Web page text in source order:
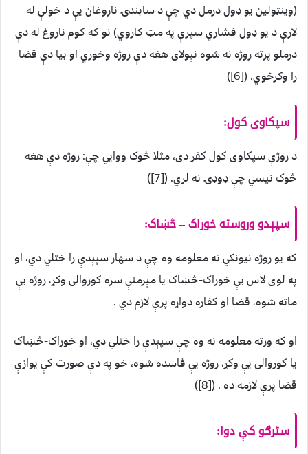
(وينټولين يو ډول درمل دي چې د سابندۍ ناروغان يې د خولې له
لارې د يو ډول فشاري سپرې په مټ کاروي) نو که کوم ناروغ له دې
درملو پرته روژه نه شوه نېولای هغه دې روژه وخوري او بيا دې قضا
را وګرځوي. ([6])
سپکاوی کول:
د روژې سپکاوی کول کفر دی، مثلا څوک ووايي چې: روژه دې هغه
څوک نيسي چې ډوډۍ نه لري. ([7])
سپېدو وروسته خوراک – څښاک:
که يو روژه نيونکي ته معلومه وه چې د سهار سپېدې را ختلي دي، او
په لوی لاس يې خوراک-څښاک يا مېرمنې سره کوروالی وکړ، روژه يې
ماته شوه، قضا او کفاره دواړه پرې لازم دي .
او که ورته معلومه نه وه چې سپېدې را ختلي دي، او خوراک-څښاک
يا کوروالی يې وکړ، روژه يې فاسده شوه، خو په دې صورت کې يوازې
قضا پرې لازمه ده . ([8])
سترګو کې دوا: